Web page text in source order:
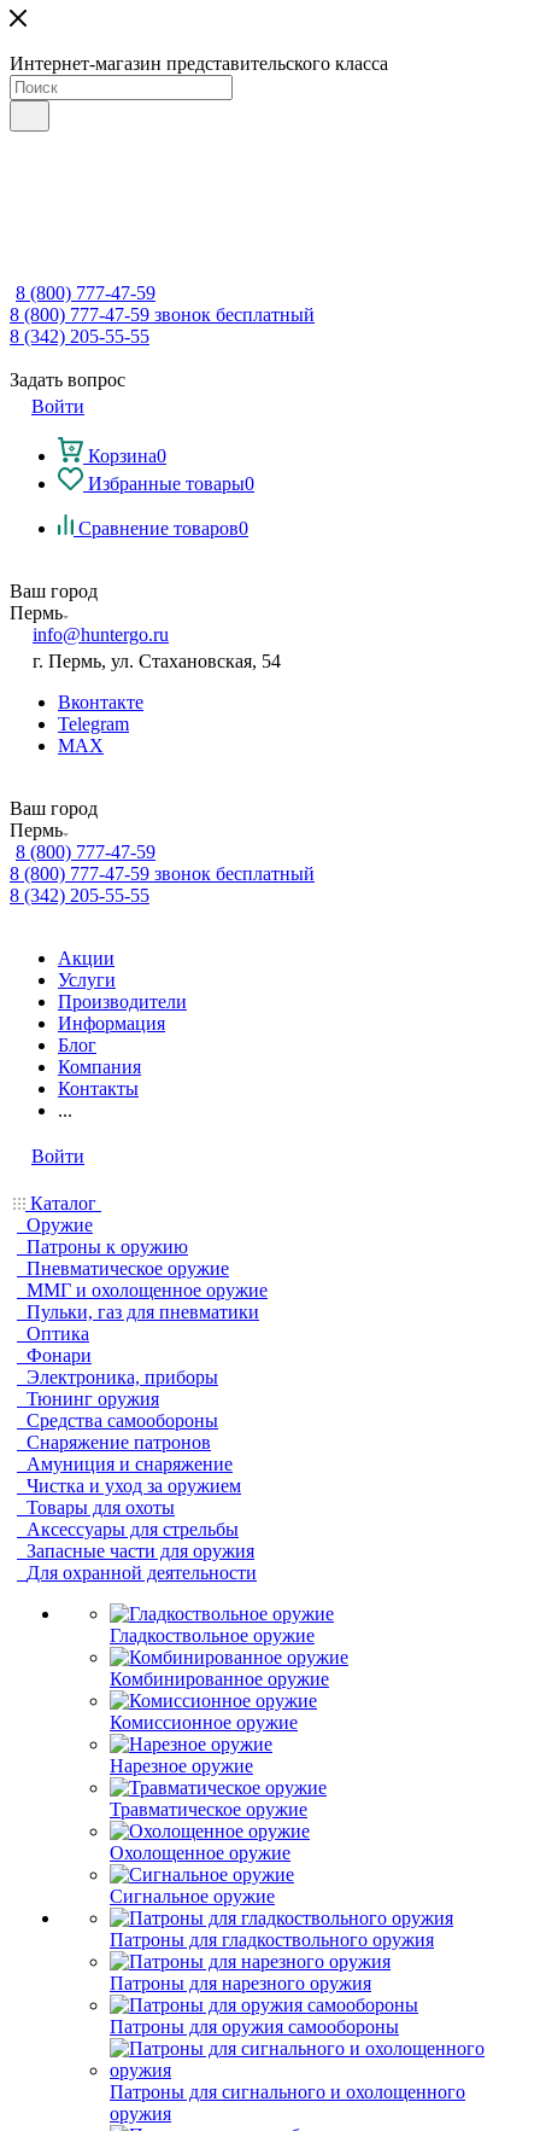
Интернет-магазин представительского класса
8 (800) 777-47-59
8 (800) 777-47-59 звонок бесплатный
8 (342) 205-55-55
Задать вопрос
Войти
Корзина0
Избранные товары0
Сравнение товаров0
Ваш город
Пермь
info@huntergo.ru
г. Пермь, ул. Стахановская, 54
Вконтакте
Telegram
MAX
Ваш город
Пермь
8 (800) 777-47-59
8 (800) 777-47-59 звонок бесплатный
8 (342) 205-55-55
Акции
Услуги
Производители
Информация
Блог
Компания
Контакты
...
Войти
Каталог
Оружие
Патроны к оружию
Пневматическое оружие
ММГ и охолощенное оружие
Пульки, газ для пневматики
Оптика
Фонари
Электроника, приборы
Тюнинг оружия
Средства самообороны
Снаряжение патронов
Амуниция и снаряжение
Чистка и уход за оружием
Товары для охоты
Аксессуары для стрельбы
Запасные части для оружия
Для охранной деятельности
Гладкоствольное оружие
Комбинированное оружие
Комиссионное оружие
Нарезное оружие
Травматическое оружие
Охолощенное оружие
Сигнальное оружие
Патроны для гладкоствольного оружия
Патроны для нарезного оружия
Патроны для оружия самообороны
Патроны для сигнального и охолощенного
оружия